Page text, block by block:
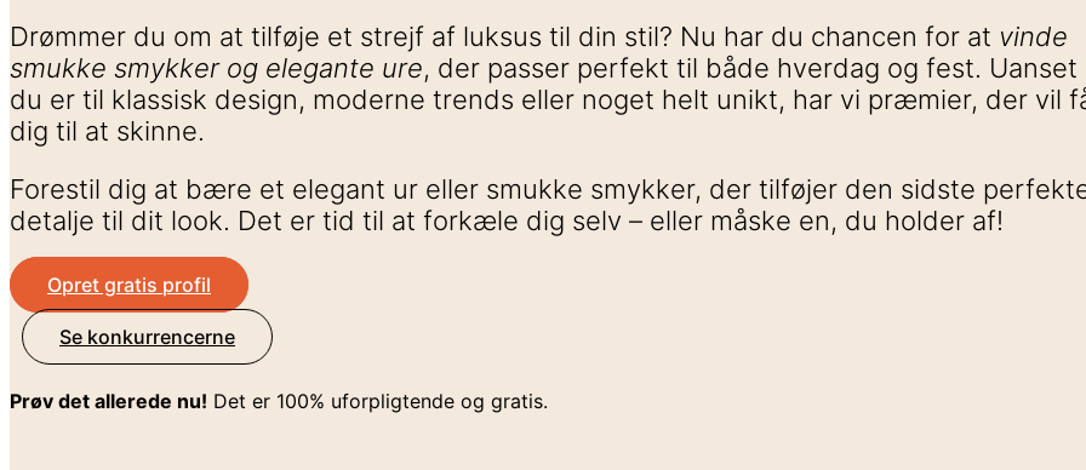
Drømmer du om at tilføje et strejf af luksus til din stil? Nu har du chancen for at vinde
smukke smykker og elegante ure, der passer perfekt til både hverdag og fest. Uanset
du er til klassisk design, moderne trends eller noget helt unikt, har vi præmier, der vil
dig til at skinne.
Forestil dig at bære et elegant ur eller smukke smykker, der tilføjer den sidste
detalje til dit look. Det er tid til at forkæle dig selv – eller måske en, du holder af!
Opret gratis profil
Se konkurrencerne
Prøv det allerede nu! Det er 100% uforpligtende og gratis.